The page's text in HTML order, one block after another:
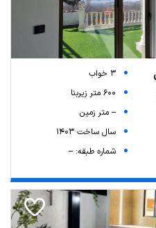
3 خواب
600 متر زیربنا
-- متر زمین
سال ساخت 1403
شماره طبقه: --